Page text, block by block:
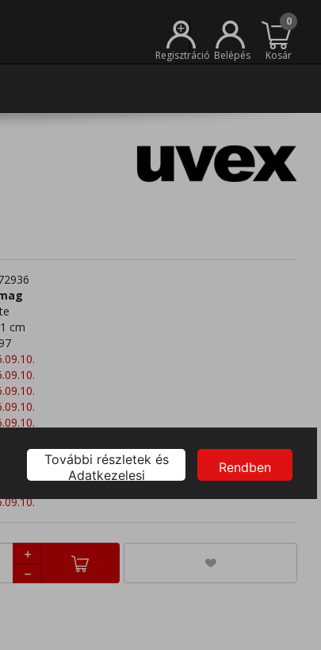
+
Regisztráció Belépés
0
Kosár
cm